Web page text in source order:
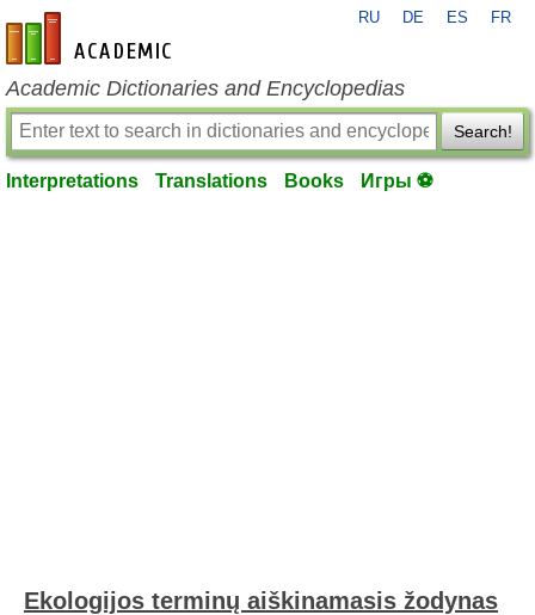
en-academic.com
RU DE ES FR
Academic Dictionaries and Encyclopedias
Search!
Interpretations Translations Books Игры ⚽
Ekologijos terminų aiškinamasis žodynas